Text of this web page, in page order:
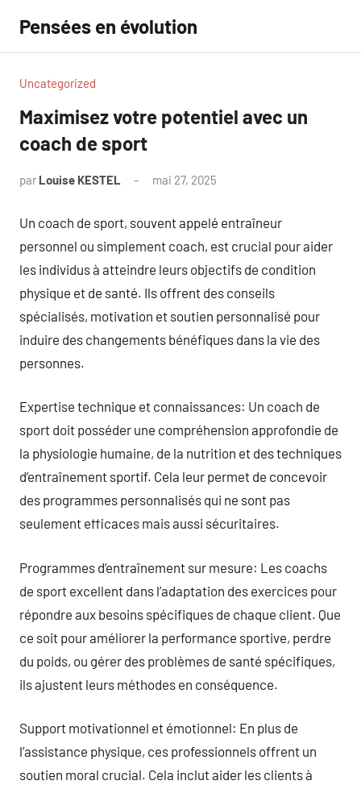
contenu
Pensées en évolution
Uncategorized
Maximisez votre potentiel avec un
coach de sport
par Louise KESTEL mai 27, 2025
Un coach de sport, souvent appelé entraîneur
personnel ou simplement coach, est crucial pour aider
les individus à atteindre leurs objectifs de condition
physique et de santé. Ils offrent des conseils
spécialisés, motivation et soutien personnalisé pour
induire des changements bénéfiques dans la vie des
personnes.
Expertise technique et connaissances: Un coach de
sport doit posséder une compréhension approfondie de
la physiologie humaine, de la nutrition et des techniques
d’entraînement sportif. Cela leur permet de concevoir
des programmes personnalisés qui ne sont pas
seulement efficaces mais aussi sécuritaires.
Programmes d’entraînement sur mesure: Les coachs
de sport excellent dans l’adaptation des exercices pour
répondre aux besoins spécifiques de chaque client. Que
ce soit pour améliorer la performance sportive, perdre
du poids, ou gérer des problèmes de santé spécifiques,
ils ajustent leurs méthodes en conséquence.
Support motivationnel et émotionnel: En plus de
l’assistance physique, ces professionnels offrent un
soutien moral crucial. Cela inclut aider les clients à